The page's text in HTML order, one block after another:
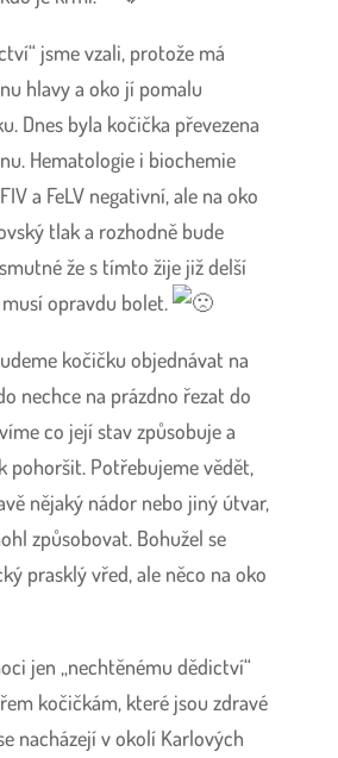
jsme vzali, protože má
hlavy a oko jí pomalu
Dnes byla kočička převezena
Hematologie i biochemie
a FeLV negativní, ale na oko
tlak a rozhodně bude
že s tímto žije již delší
opravdu bolet.
kočičku objednávat na
nechce na prázdno řezat do
co její stav způsobuje a
pohoršit. Potřebujeme vědět,
nějaký nádor nebo jiný útvar,
způsobovat. Bohužel se
prasklý vřed, ale něco na oko
jen „nechtěnému dědictví“
kočičkám, které jsou zdravé
nacházejí v okolí Karlových